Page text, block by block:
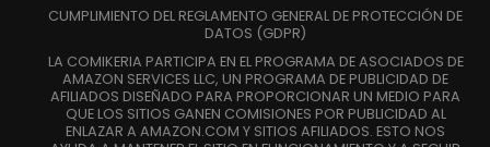
CUMPLIMIENTO DEL REGLAMENTO GENERAL DE PROTECCIÓN DE
DATOS (GDPR)
LA COMIKERIA PARTICIPA EN EL PROGRAMA DE ASOCIADOS DE
AMAZON SERVICES LLC, UN PROGRAMA DE PUBLICIDAD DE
AFILIADOS DISEÑADO PARA PROPORCIONAR UN MEDIO PARA
QUE LOS SITIOS GANEN COMISIONES POR PUBLICIDAD AL
ENLAZAR A AMAZON.COM Y SITIOS AFILIADOS. ESTO NOS